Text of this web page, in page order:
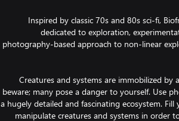
Inspired by classic 70s and 80s sci-fi,
dedicated to exploration,
photography-based approach to non-linear
Creatures and systems are immobilized
beware; many pose a danger to yourself. Use
a hugely detailed and fascinating ecosystem.
manipulate creatures and systems in order